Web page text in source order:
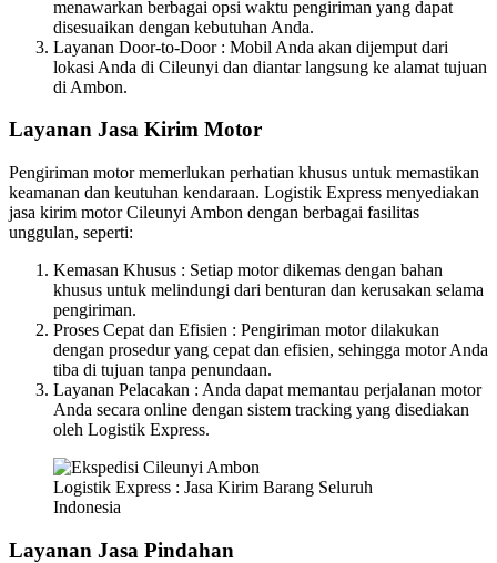
menawarkan berbagai opsi waktu pengiriman yang dapat
disesuaikan dengan kebutuhan Anda.
Layanan Door-to-Door : Mobil Anda akan dijemput dari
lokasi Anda di Cileunyi dan diantar langsung ke alamat tujuan
di Ambon.
Layanan Jasa Kirim Motor
Pengiriman motor memerlukan perhatian khusus untuk memastikan
keamanan dan keutuhan kendaraan. Logistik Express menyediakan
jasa kirim motor Cileunyi Ambon dengan berbagai fasilitas
unggulan, seperti:
Kemasan Khusus : Setiap motor dikemas dengan bahan
khusus untuk melindungi dari benturan dan kerusakan selama
pengiriman.
Proses Cepat dan Efisien : Pengiriman motor dilakukan
dengan prosedur yang cepat dan efisien, sehingga motor Anda
tiba di tujuan tanpa penundaan.
Layanan Pelacakan : Anda dapat memantau perjalanan motor
Anda secara online dengan sistem tracking yang disediakan
oleh Logistik Express.
Logistik Express : Jasa Kirim Barang Seluruh
Indonesia
Layanan Jasa Pindahan